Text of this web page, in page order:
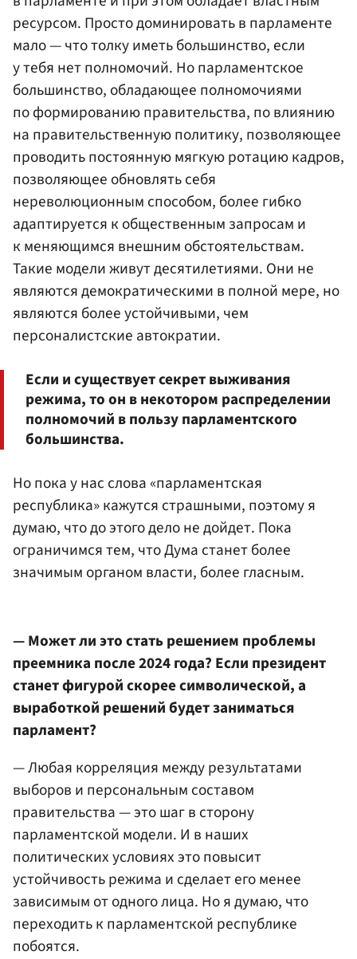
ресурсом. Просто доминировать в парламенте
мало — что толку иметь большинство, если
у тебя нет полномочий. Но парламентское
большинство, обладающее полномочиями
по формированию правительства, по влиянию
на правительственную политику, позволяющее
проводить постоянную мягкую ротацию кадров,
позволяющее обновлять себя
нереволюционным способом, более гибко
адаптируется к общественным запросам и
к меняющимся внешним обстоятельствам.
Такие модели живут десятилетиями. Они не
являются демократическими в полной мере, но
являются более устойчивыми, чем
персоналистские автократии.
Если и существует секрет выживания
режима, то он в некотором распределении
полномочий в пользу парламентского
большинства.
Но пока у нас слова «парламентская
республика» кажутся страшными, поэтому я
думаю, что до этого дело не дойдет. Пока
ограничимся тем, чтоДума станет более
значимым органом власти, более гласным.
— Может ли это стать решением проблемы
преемника после 2024 года? Если президент
станет фигурой скорее символической, а
выработкой решений будет заниматься
парламент?
— Любая корреляция между результатами
выборов и персональным составом
правительства — это шаг в сторону
парламентской модели. И в наших
политических условиях это повысит
устойчивость режима и сделает его менее
зависимым от одного лица. Но я думаю, что
переходить к парламентской республике
побоятся.